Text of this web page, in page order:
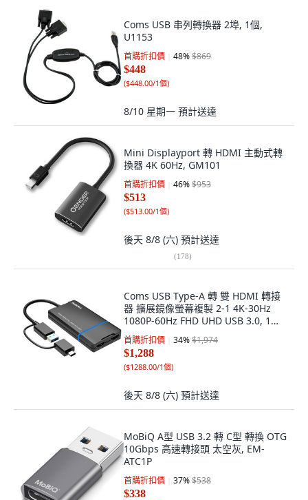
Coms USB 串列轉換器 2埠, 1個,
U1153
首購折扣價 48%$869
$448
($448.00/1個)
8/10 星期一 預計送達
Mini Displayport 轉 HDMI 主動式轉
換器 4K 60Hz, GM101
首購折扣價 46%$953
$513
($513.00/1個)
後天 8/8 (六) 預計送達
(178)
Coms USB Type-A 轉 雙 HDMI 轉接
器 擴展鏡像螢幕複製 2-1 4K-30Hz
1080P-60Hz FHD UHD USB 3.0, 1個,
PT041
首購折扣價 34%$1,974
$1,288
($1288.00/1個)
後天 8/8 (六) 預計送達
MoBiQ A型 USB 3.2 轉 C型 轉換 OTG
10Gbps 高速轉接頭 太空灰, EM-
ATC1P
首購折扣價 37%$538
$338